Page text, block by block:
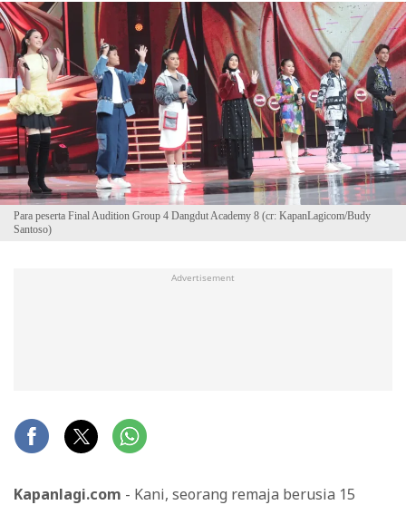
Para peserta Final Audition Group 4 Dangdut Academy 8 (cr: KapanLagicom/Budy
Santoso)
Advertisement
Kapanlagi.com - Kani, seorang remaja berusia 15